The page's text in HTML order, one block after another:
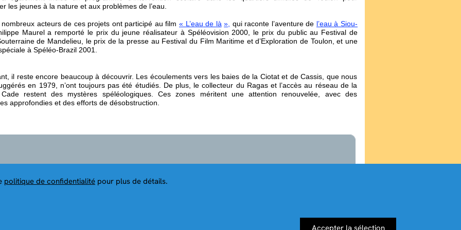
les jeunes à la nature et aux problèmes de l’eau.
nombreux acteurs de ces projets ont participé au film « L’eau de là », qui raconte l’aventure de l’eau à Siou-
Maurel a remporté le prix du jeune réalisateur à Spéléovision 2000, le prix du public au Festival de
de Mandelieu, le prix de la presse au Festival du Film Maritime et d’Exploration de Toulon, et une
à Spéléo-Brazil 2001.
il reste encore beaucoup à découvrir. Les écoulements vers les baies de la Ciotat et de Cassis, que nous
en 1979, n’ont toujours pas été étudiés. De plus, le collecteur du Ragas et l’accès au réseau de la
restent des mystères spéléologiques. Ces zones méritent une attention renouvelée, avec des
approfondies et des efforts de désobstruction.
politique de confidentialité pour plus de détails.
Accepter la sélection